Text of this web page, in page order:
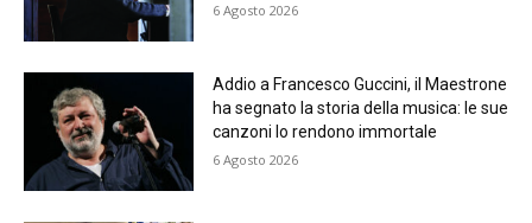
6 Agosto 2026
Addio a Francesco Guccini, il Maestrone
ha segnato la storia della musica: le sue
canzoni lo rendono immortale
6 Agosto 2026